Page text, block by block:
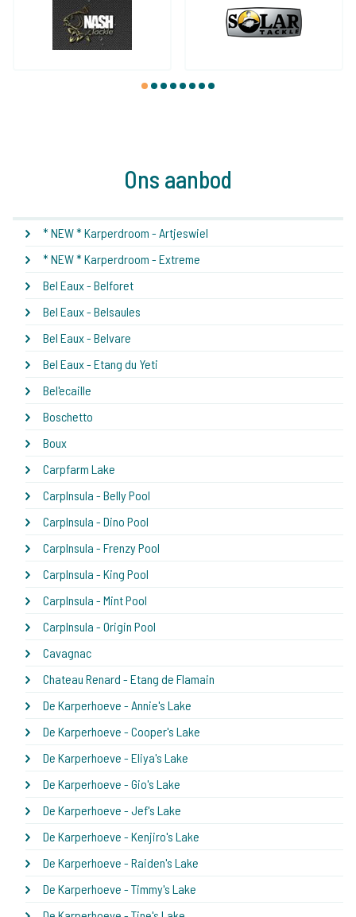
1 2 3 4 5 6 7 8
Ons aanbod
* NEW * Karperdroom - Artjeswiel
* NEW * Karperdroom - Extreme
Bel Eaux - Belforet
Bel Eaux - Belsaules
Bel Eaux - Belvare
Bel Eaux - Etang du Yeti
Bel'ecaille
Boschetto
Boux
Carpfarm Lake
CarpInsula - Belly Pool
CarpInsula - Dino Pool
CarpInsula - Frenzy Pool
CarpInsula - King Pool
CarpInsula - Mint Pool
CarpInsula - Origin Pool
Cavagnac
Chateau Renard - Etang de Flamain
De Karperhoeve - Annie's Lake
De Karperhoeve - Cooper's Lake
De Karperhoeve - Eliya's Lake
De Karperhoeve - Gio's Lake
De Karperhoeve - Jef's Lake
De Karperhoeve - Kenjiro's Lake
De Karperhoeve - Raiden's Lake
De Karperhoeve - Timmy's Lake